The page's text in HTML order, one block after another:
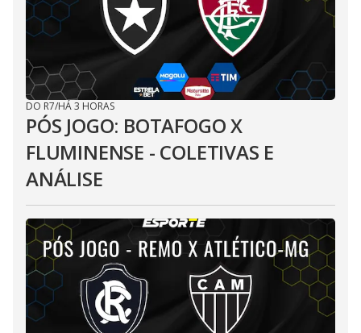
DO R7/HÁ 3 HORAS
PÓS JOGO: BOTAFOGO X
FLUMINENSE - COLETIVAS E
ANÁLISE